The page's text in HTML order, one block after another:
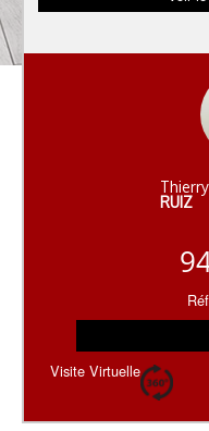
Thierry
RUIZ
Visite Virtuelle